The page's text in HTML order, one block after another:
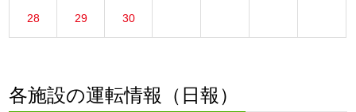
28 29 30
各施設の運転情報（日報）